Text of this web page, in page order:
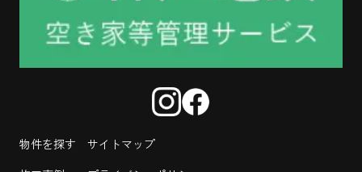
物件を探す
サイトマップ